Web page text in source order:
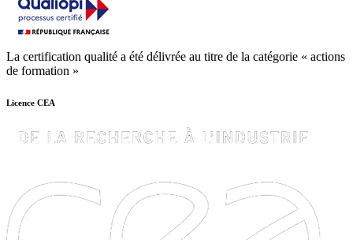
La certification qualité a été délivrée au titre de la catégorie « actions
de formation »
Licence CEA